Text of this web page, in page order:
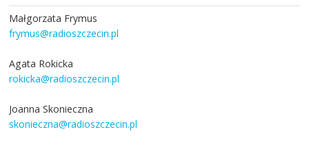
Małgorzata Frymus
frymus@radioszczecin.pl
Agata Rokicka
rokicka@radioszczecin.pl
Joanna Skonieczna
skonieczna@radioszczecin.pl